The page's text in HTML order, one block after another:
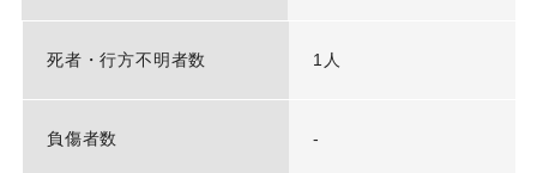
死者・行方不明者数 1人
負傷者数 -